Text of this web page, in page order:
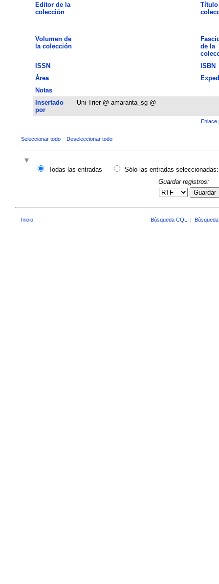
Editor de la
colección
Título
Volumen de
la colección
de la
ISSN
ISBN
Área
Notas
Insertado
por
Uni-Trier @ amaranta_sg @
Enlace
Seleccionar todo Deseleccionar todo
Todas las entradas
Sólo las entradas seleccionadas:
Guardar registros:
Guardar
Inicio Búsqueda CQL